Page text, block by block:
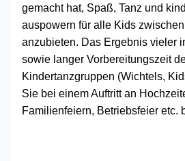
gemacht hat, Spaß, Tanz und
auspowern für alle Kids
anzubieten. Das Ergebnis vieler
sowie langer Vorbereitungszeit
Kindertanzgruppen (Wichtels,
Sie bei einem Auftritt an
Familienfeiern, Betriebsfeier etc.